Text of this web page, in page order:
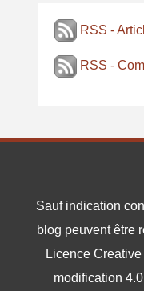
RSS -
RSS -
Sauf indication
blog peuvent être
Licence
modification